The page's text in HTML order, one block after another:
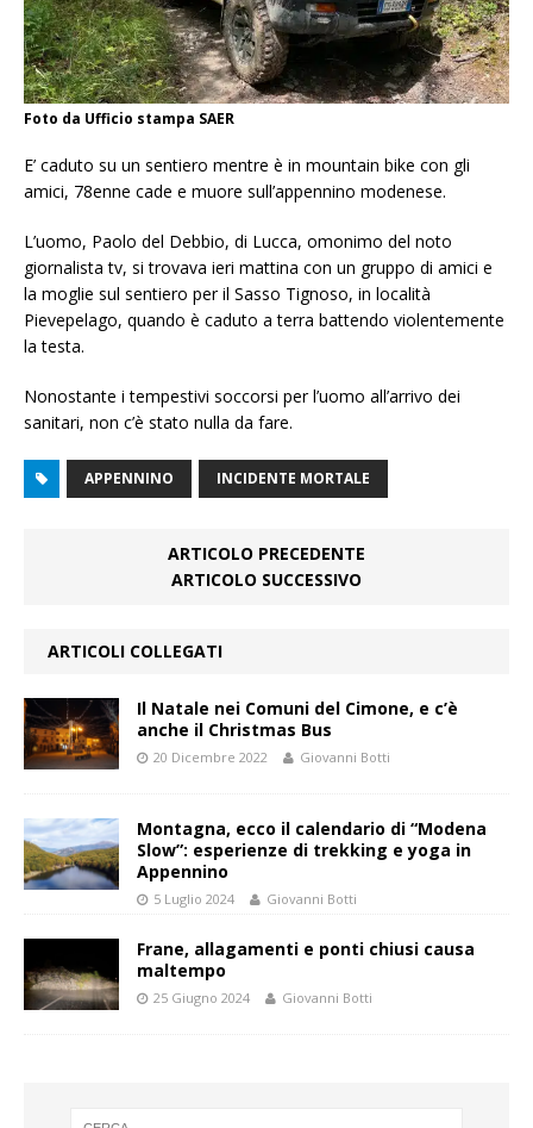
Foto da Ufficio stampa SAER
E’ caduto su un sentiero mentre è in mountain bike con gli
amici, 78enne cade e muore sull’appennino modenese.
L’uomo, Paolo del Debbio, di Lucca, omonimo del noto
giornalista tv, si trovava ieri mattina con un gruppo di amici e
la moglie sul sentiero per il Sasso Tignoso, in località
Pievepelago, quando è caduto a terra battendo violentemente
la testa.
Nonostante i tempestivi soccorsi per l’uomo all’arrivo dei
sanitari, non c’è stato nulla da fare.
APPENNINO INCIDENTE MORTALE
ARTICOLO PRECEDENTE
ARTICOLO SUCCESSIVO
ARTICOLI COLLEGATI
Il Natale nei Comuni del Cimone, e c’è
anche il Christmas Bus
20 Dicembre 2022 Giovanni Botti
Montagna, ecco il calendario di “Modena
Slow”: esperienze di trekking e yoga in
Appennino
5 Luglio 2024 Giovanni Botti
Frane, allagamenti e ponti chiusi causa
maltempo
25 Giugno 2024 Giovanni Botti